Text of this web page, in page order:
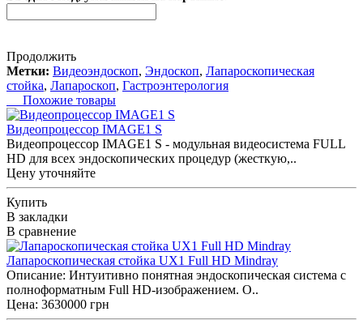
Продолжить
Метки: Видеоэндоскоп, Эндоскоп, Лапароскопическая
стойка, Лапароскоп, Гастроэнтерология
Похожие товары
Видеопроцессор IMAGE1 S
Видеопроцессор IMAGE1 S - модульная видеосистема FULL
HD для всех эндоскопических процедур (жесткую,..
Цену уточняйте
Купить
В закладки
В сравнение
Лапароскопическая стойка UX1 Full HD Mindray
Описание: Интуитивно понятная эндоскопическая система с
полноформатным Full HD-изображением. О..
Цена: 3630000 грн